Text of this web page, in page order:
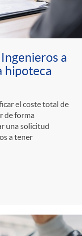
a
hipoteca
el coste total de
de forma
una solicitud
a tener